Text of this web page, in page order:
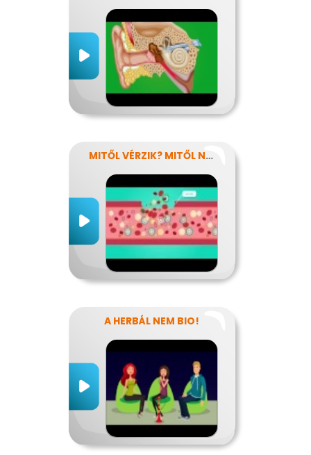
MITŐL VÉRZIK? MITŐL NEM VÉRZIK?
A HERBÁL NEM BIO!